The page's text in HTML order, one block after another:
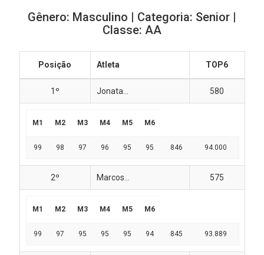
Gênero: Masculino | Categoria: Senior |
Classe: AA
Posição Atleta TOP6
1º Jonata... 580
M1 M2 M3 M4 M5 M6
99 98 97 96 95 95 846 94.000
2º Marcos... 575
M1 M2 M3 M4 M5 M6
99 97 95 95 95 94 845 93.889